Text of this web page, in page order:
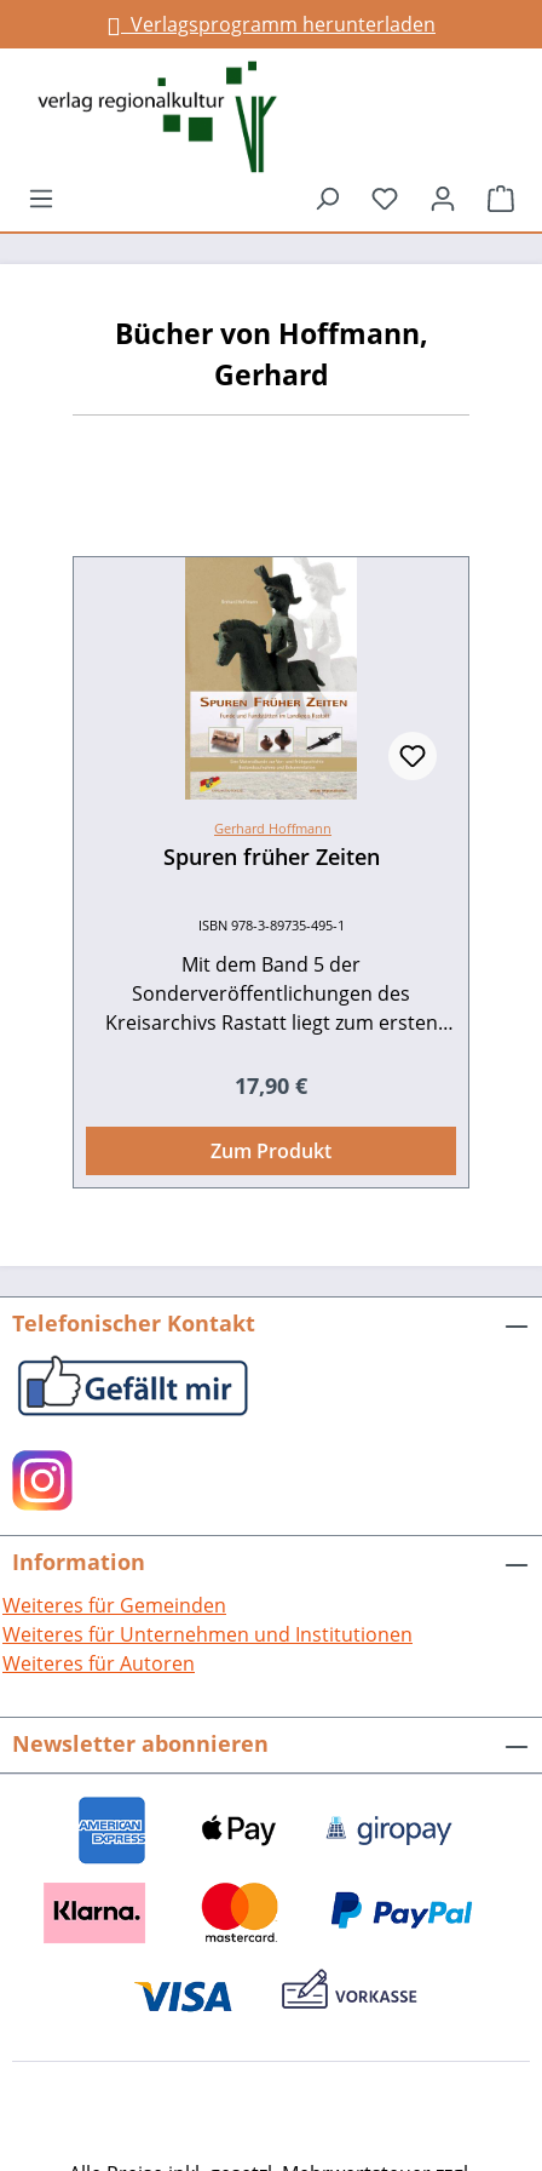
springenVerlagsprogramm herunterladen
Du hast 0
Bücher von Hoffmann,
Gerhard
Gerhard Hoffmann
Spuren früher Zeiten
ISBN 978-3-89735-495-1
Mit dem Band 5 der
Sonderveröffentlichungen des
Kreisarchivs Rastatt liegt zum ersten
der Funde und Fundstätten der Vor-
Rastatt vor. Mit über 160 Abbildungen,
ausgestattet. Beigefügt ist zudem eine
Altsteinzeit (etwa 10.000 v. Chr.) und
800 n. Chr.). In alphabetischer
Reihenfolge werden die einzelnen
z. T. farbigen Abb. und Grafiken sowie
einer detaillierten Übersichtskarte,
fester Einband. 2007. ISBN 978-3-89735-
495-1. EUR 17,90 Buch-Cover als tif-Datei
Regulärer Preis:
17,90 €
Zum Produkt
Telefonischer Kontakt
Information
Weiteres für Gemeinden
Weiteres für Unternehmen und Institutionen
Weiteres für Autoren
Newsletter abonnieren